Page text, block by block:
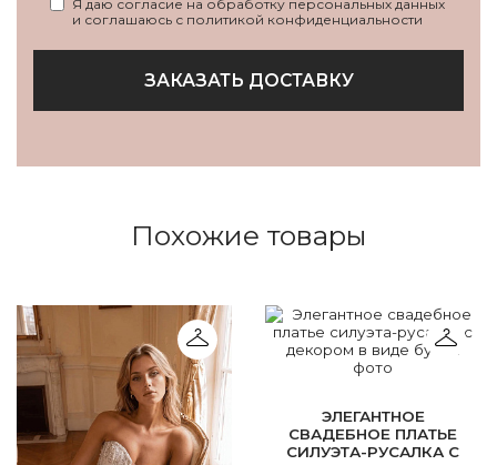
Я даю согласие на обработку персональных данных
и соглашаюсь с политикой конфиденциальности
ЗАКАЗАТЬ ДОСТАВКУ
Похожие товары
ЭЛЕГАНТНОЕ
СВАДЕБНОЕ ПЛАТЬЕ
СИЛУЭТА-РУСАЛКА С